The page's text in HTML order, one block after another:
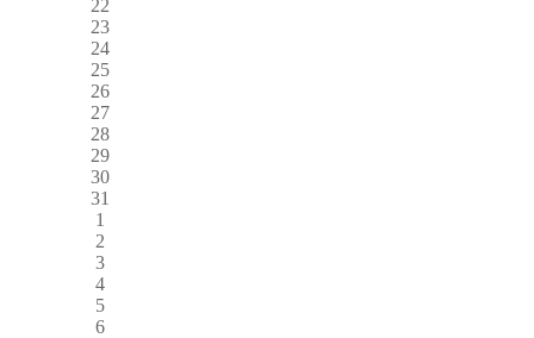
22
23
24
25
26
27
28
29
30
31
1
2
3
4
5
6